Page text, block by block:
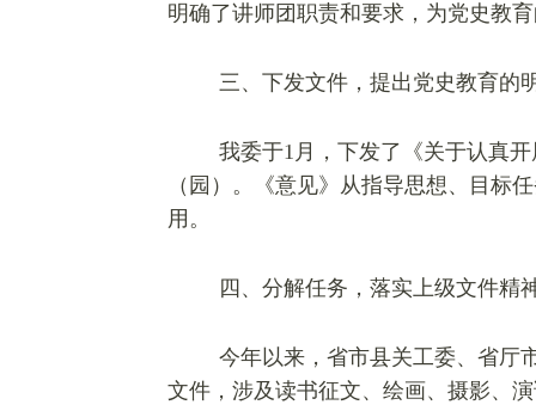
明确了讲师团职责和要求，为党史教
三、下发文件，提出党史教育的
我委于1月，下发了《关于认真
（园）。《意见》从指导思想、目标
用。
四、分解任务，落实上级文件精
今年以来，省市县关工委、省厅
文件，涉及读书征文、绘画、摄影、